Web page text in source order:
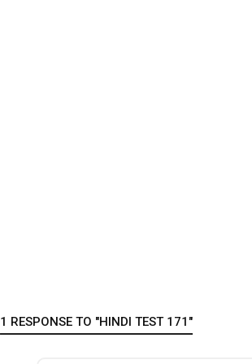
1 RESPONSE TO "HINDI TEST 171"